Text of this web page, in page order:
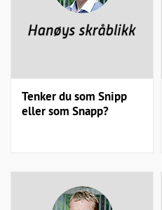
Tenker du som Snipp
eller som Snapp?